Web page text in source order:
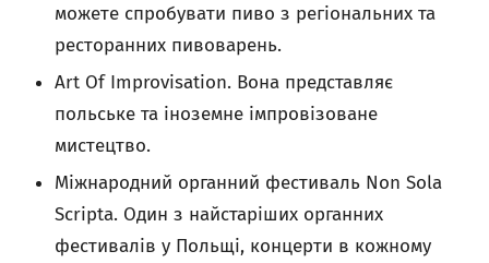
можете спробувати пиво з регіональних та
ресторанних пивоварень.
Art Of Improvisation. Вона представляє
польське та іноземне імпровізоване
мистецтво.
Міжнародний органний фестиваль Non Sola
Scripta. Один з найстаріших органних
фестивалів у Польщі, концерти в кожному